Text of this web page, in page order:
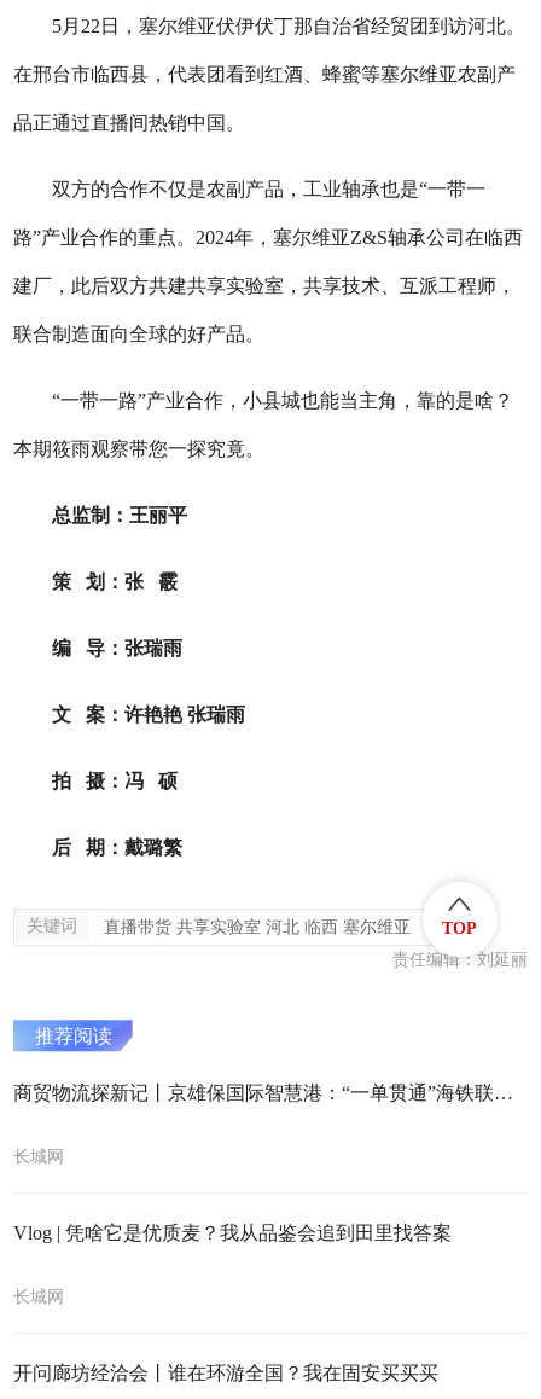
5月22日，塞尔维亚伏伊伏丁那自治省经贸团到访河北。
在邢台市临西县，代表团看到红酒、蜂蜜等塞尔维亚农副产
品正通过直播间热销中国。
双方的合作不仅是农副产品，工业轴承也是“一带一
路”产业合作的重点。2024年，塞尔维亚Z&S轴承公司在临西
建厂，此后双方共建共享实验室，共享技术、互派工程师，
联合制造面向全球的好产品。
“一带一路”产业合作，小县城也能当主角，靠的是啥？
本期筱雨观察带您一探究竟。
总监制：王丽平
策 划：张 霰
编 导：张瑞雨
文 案：许艳艳 张瑞雨
拍 摄：冯 硕
后 期：戴璐繁
关键词 直播带货 共享实验室 河北 临西 塞尔维亚
责任编辑：刘延丽
推荐阅读
商贸物流探新记丨京雄保国际智慧港：“一单贯通”海铁联运 冀货出海丝滑顺畅
长城网
Vlog | 凭啥它是优质麦？我从品鉴会追到田里找答案
长城网
开问廊坊经洽会丨谁在环游全国？我在固安买买买
TOP